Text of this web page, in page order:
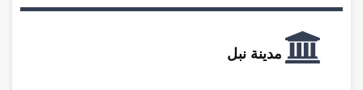
مدينة نبل